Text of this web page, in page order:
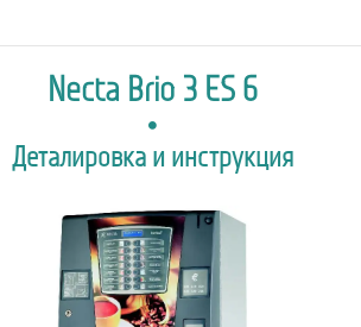
Necta Brio 3 ES 6
Деталировка и инструкция